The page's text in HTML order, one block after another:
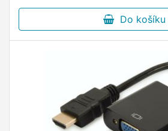
Do košíku